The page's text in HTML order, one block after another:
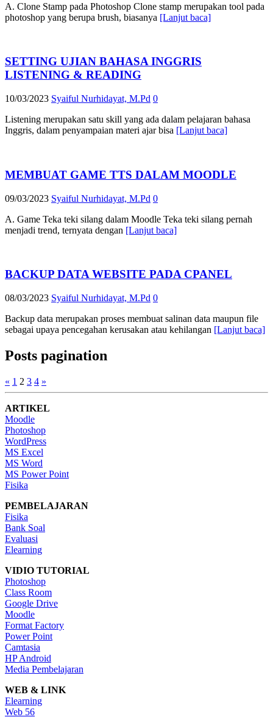
A. Clone Stamp pada Photoshop Clone stamp merupakan tool pada
photoshop yang berupa brush, biasanya [Lanjut baca]
SETTING UJIAN BAHASA INGGRIS
LISTENING & READING
10/03/2023 Syaiful Nurhidayat, M.Pd 0
Listening merupakan satu skill yang ada dalam pelajaran bahasa
Inggris, dalam penyampaian materi ajar bisa [Lanjut baca]
MEMBUAT GAME TTS DALAM MOODLE
09/03/2023 Syaiful Nurhidayat, M.Pd 0
A. Game Teka teki silang dalam Moodle Teka teki silang pernah
menjadi trend, ternyata dengan [Lanjut baca]
BACKUP DATA WEBSITE PADA CPANEL
08/03/2023 Syaiful Nurhidayat, M.Pd 0
Backup data merupakan proses membuat salinan data maupun file
sebagai upaya pencegahan kerusakan atau kehilangan [Lanjut baca]
Posts pagination
« 1 2 3 4 »
ARTIKEL
Moodle
Photoshop
WordPress
MS Excel
MS Word
MS Power Point
Fisika
PEMBELAJARAN
Fisika
Bank Soal
Evaluasi
Elearning
VIDIO TUTORIAL
Photoshop
Class Room
Google Drive
Moodle
Format Factory
Power Point
Camtasia
HP Android
Media Pembelajaran
WEB & LINK
Elearning
Web 56